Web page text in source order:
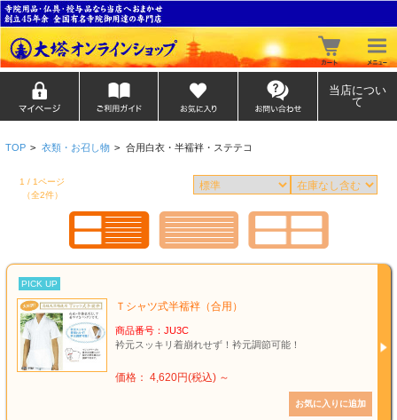
当店につい
て
TOP > 衣類・お召し物 > 合用白衣・半襦袢・ステテコ
1 / 1ページ
（全2件）
PICK UP
Ｔシャツ式半襦袢（合用）
商品番号：JU3C
衿元スッキリ着崩れせず！衿元調節可能！
価格： 4,620円(税込) ～